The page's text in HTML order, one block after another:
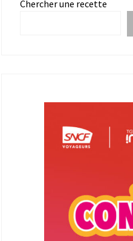
Chercher une recette